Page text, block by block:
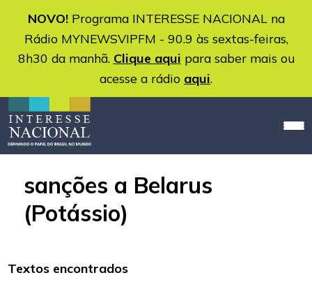
NOVO!Programa INTERESSE NACIONAL na
Rádio MYNEWSVIPFM - 90.9 às sextas-feiras,
8h30 da manhã. Clique aqui para saber mais ou
acesse a rádio aqui.
sanções a Belarus
(Potássio)
Textos encontrados